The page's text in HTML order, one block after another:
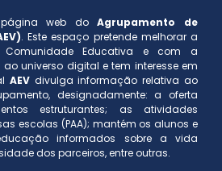
página web doAgrupamento de
. Este espaço pretende melhorar a
Educativa e com a
universo digital e tem interesse em
AEVdivulga informação relativa ao
designadamente: a oferta
estruturantes; as atividades
escolas (PAA); mantém os alunos e
informados sobre a vida
dos parceiros, entre outras.